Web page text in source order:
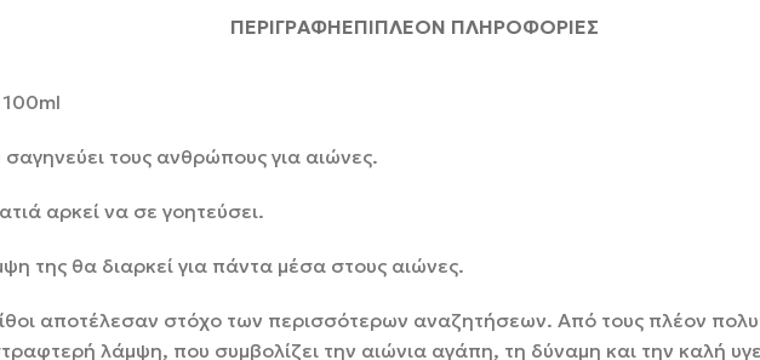
ΠΕΡΙΓΡΑΦΉΕΠΙΠΛΈΟΝ ΠΛΗΡΟΦΟΡΊΕΣ
τους ανθρώπους για αιώνες.
αρκεί να σε γοητεύσει.
της θα διαρκεί για πάντα μέσα στους αιώνες.
αποτέλεσαν στόχο των περισσότερων αναζητήσεων. Από τους πλέον
λάμψη, που συμβολίζει την αιώνια αγάπη, τη δύναμη και την καλή